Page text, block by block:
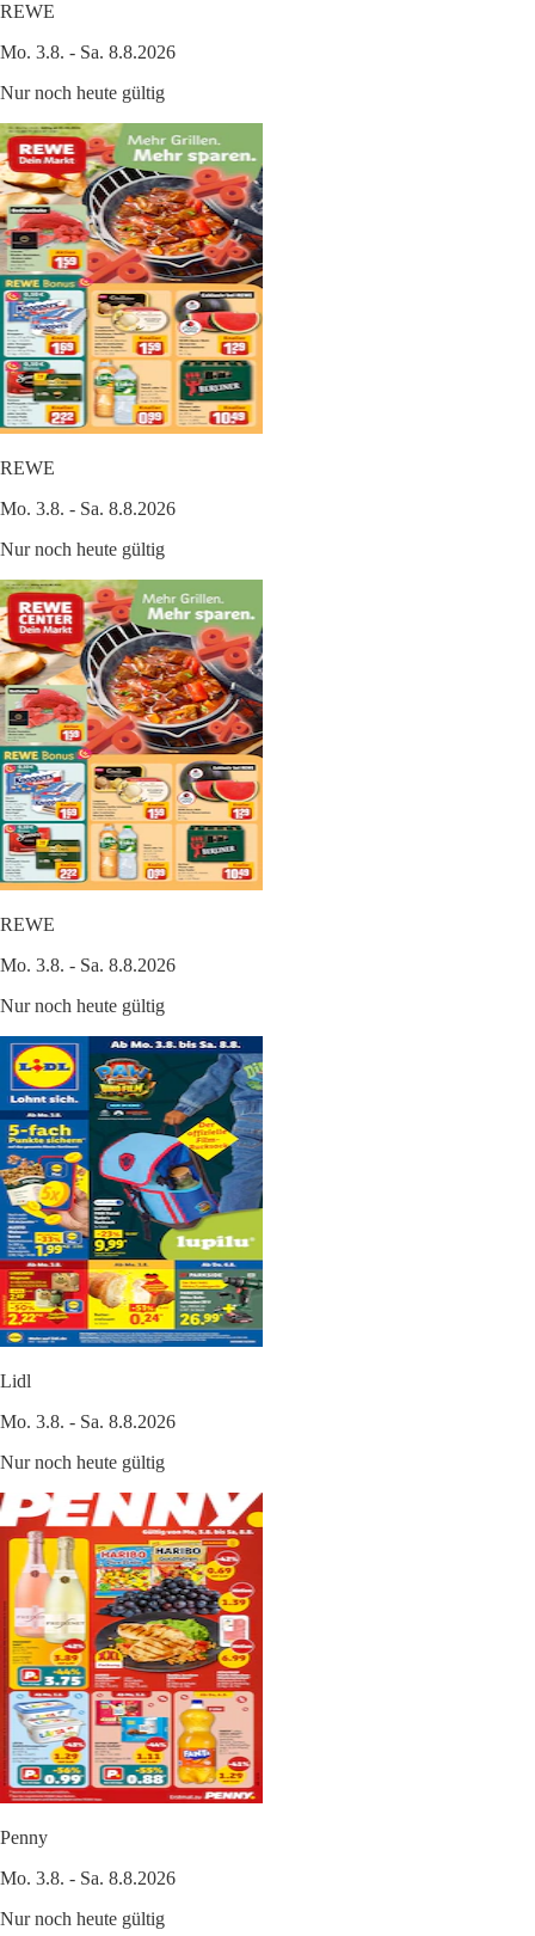
REWE
Mo. 3.8. - Sa. 8.8.2026
Nur noch heute gültig
REWE
Mo. 3.8. - Sa. 8.8.2026
Nur noch heute gültig
REWE
Mo. 3.8. - Sa. 8.8.2026
Nur noch heute gültig
Lidl
Mo. 3.8. - Sa. 8.8.2026
Nur noch heute gültig
Penny
Mo. 3.8. - Sa. 8.8.2026
Nur noch heute gültig